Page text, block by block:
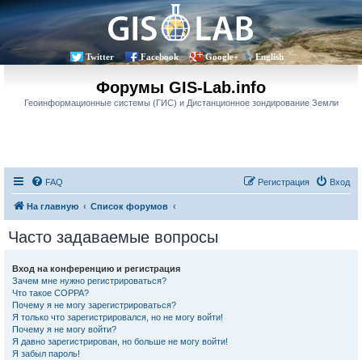
Twitter Facebook Google+ English
Форумы GIS-Lab.info
Геоинформационные системы (ГИС) и Дистанционное зондирование Земли
FAQ Вход
Регистрация
На главную Список форумов
Часто задаваемые вопросы
Вход на конференцию и регистрация
Зачем мне нужно регистрироваться?
Что такое COPPA?
Почему я не могу зарегистрироваться?
Я только что зарегистрировался, но не могу войти!
Почему я не могу войти?
Я давно зарегистрирован, но больше не могу войти!
Я забыл пароль!